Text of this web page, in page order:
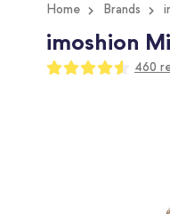
Home Brands
imoshion
Waardering:
91
100
460